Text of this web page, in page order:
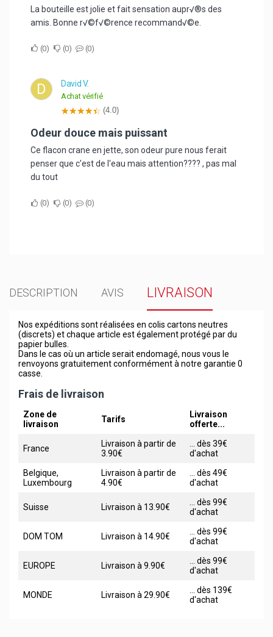
La bouteille est jolie et fait sensation aupr√®s des
amis. Bonne r√©f√©rence recommand√©e.
0 0 0
D David V.
Achat vérifié
(4.0)
Odeur douce mais puissant
Ce flacon crane en jette, son odeur pure nous ferait
penser que c'est de l'eau mais attention???? , pas mal
du tout
0 0 0
DESCRIPTION AVIS LIVRAISON
Nos expéditions sont réalisées en colis cartons neutres
(discrets) et chaque article est également protégé par du
papier bulles.
Dans le cas où un article serait endomagé, nous vous le
renvoyons gratuitement conformément à notre garantie 0
casse.
Frais de livraison
Zone de
livraison
Tarifs
Livraison
offerte...
France
Livraison à partir de
3.90€
... dès 39€
d'achat
Belgique,
Luxembourg
Livraison à partir de
4.90€
... dès 49€
d'achat
Suisse Livraison à 13.90€
... dès 99€
d'achat
DOM TOM Livraison à 14.90€
... dès 99€
d'achat
EUROPE Livraison à 9.90€
... dès 99€
d'achat
MONDE Livraison à 29.90€
... dès 139€
d'achat